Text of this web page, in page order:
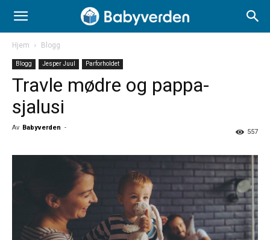
Hjem Blogg
Blogg Jesper Juul Parforholdet
Travle mødre og pappa-
sjalusi
Av Babyverden -
557